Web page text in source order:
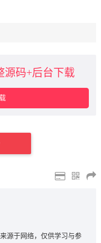
源码+后台下载
源于网络，仅供学习与参